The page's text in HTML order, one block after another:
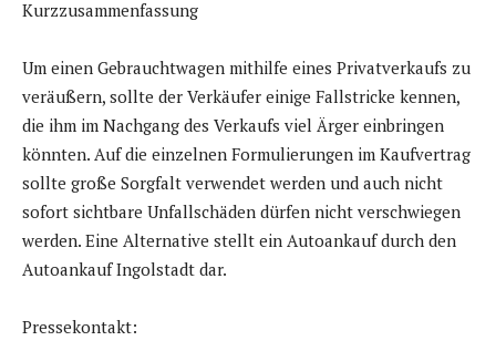
Kurzzusammenfassung
Um einen Gebrauchtwagen mithilfe eines Privatverkaufs zu
veräußern, sollte der Verkäufer einige Fallstricke kennen,
die ihm im Nachgang des Verkaufs viel Ärger einbringen
könnten. Auf die einzelnen Formulierungen im Kaufvertrag
sollte große Sorgfalt verwendet werden und auch nicht
sofort sichtbare Unfallschäden dürfen nicht verschwiegen
werden. Eine Alternative stellt ein Autoankauf durch den
Autoankauf Ingolstadt dar.
Pressekontakt: